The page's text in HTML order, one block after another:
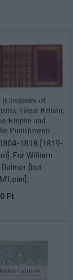
[Costumes of
Great Britain,
Empire and
Punishments…
1818 [1819-
For William
[but
Ft